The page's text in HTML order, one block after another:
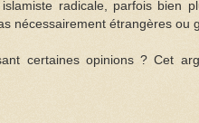
radicale, parfois bien
nécessairement étrangères ou
certaines opinions ? Cet